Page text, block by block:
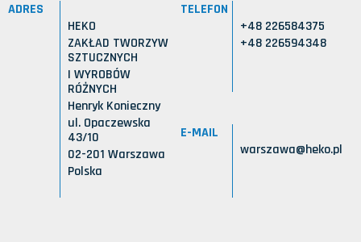
ADRES
HEKO
ZAKŁAD TWORZYW
SZTUCZNYCH
I WYROBÓW
RÓŻNYCH
Henryk Konieczny
ul. Opaczewska
43/10
02-201 Warszawa
Polska
TELEFON
+48 226584375
+48 226594348
E-MAIL
warszawa@heko.pl